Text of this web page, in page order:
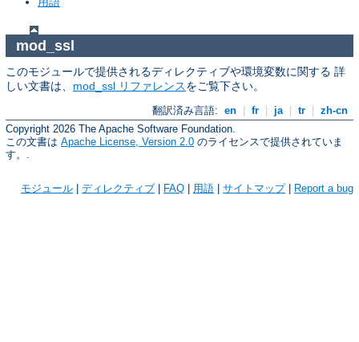
mod_ssl
このモジュールで提供されるディレクティブや環境変数に関する 詳
しい文書は、 mod_ssl リファレンスをご覧下さい。
翻訳済み言語: en fr ja tr
zh-cn
Copyright 2026 The Apache Software Foundation.
この文書は Apache License, Version 2.0 のライセンスで提供されていま
す。.
モジュール | ディレクティブ | FAQ | 用語 | サイトマップ| Report a bug